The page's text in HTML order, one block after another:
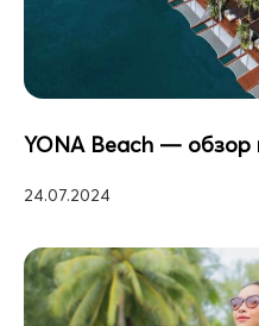
YONA Beach — обзор
24.07.2024